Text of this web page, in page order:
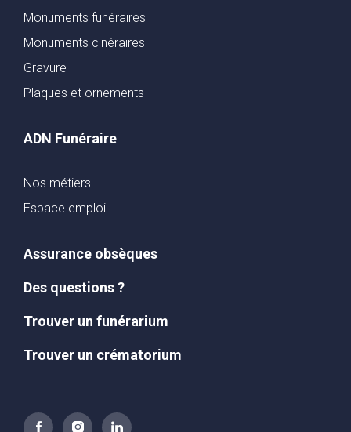
Monuments funéraires
Monuments cinéraires
Gravure
Plaques et ornements
ADN Funéraire
Nos métiers
Espace emploi
Assurance obsèques
Des questions ?
Trouver un funérarium
Trouver un crématorium